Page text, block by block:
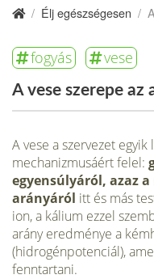
/ Élj egészségesen /
fogyás vese
A vese szerepe az
A vese a szervezet
mechanizmusáért felel:
egyensúlyáról, azaz
arányáról itt és más
ion, a kálium ezzel
arány eredménye a
(hidrogénpotenciál),
fenntartani.